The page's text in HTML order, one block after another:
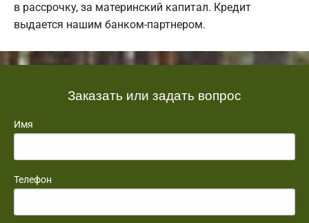
в рассрочку, за материнский капитал. Кредит
выдается нашим банком-партнером.
Заказать или задать вопрос
Имя
Телефон